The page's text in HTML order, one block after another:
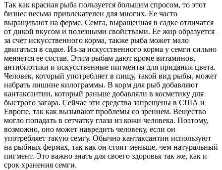
Так как красная рыба пользуется большим спросом, то этот
бизнес весьма привлекателен для многих. Ее часто
выращивают на ферме. Семга, выращенная в садке отличатся
от дикой вкусом и полезными свойствами. Ее жир образуется
за счет искусственного корма, также рыба может мало
двигаться в садке. Из-за искусственного корма у семги сильно
меняется ее состав. Этим рыбам дают кроме витаминов,
антибиотики и искусственные пигменты для придания цвета.
Человек, который употребляет в пищу, такой вид рыбы, может
набрать лишние килограммы. В корм для рыб добавляют
кантаксантин, который раньше добавляли в косметику для
быстрого загара. Сейчас эти средства запрещены в США и
Европе, так как вызывают проблемы со зрением. Вещество
могло попадать в сетчатку глаза из кожи человека. Поэтому,
возможно, оно может навредить человеку, если он
употребляет такую семгу. Обычно кантаксантин используют
на рыбных фермах, так как он стоит меньше, чем натуральный
пигмент. Это важно знать для своего здоровья так же, как и
срок хранения семги.